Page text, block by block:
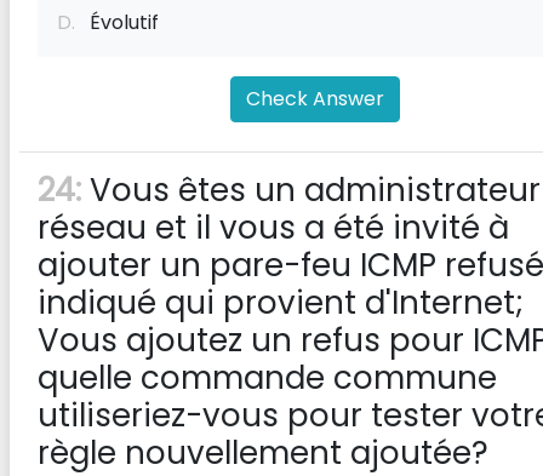
D. Évolutif
Check Answer
24:Vous êtes un
réseau et il vous a été invité à
ajouter un pare-feu ICMP
indiqué qui provient d'Internet;
Vous ajoutez un refus pour
quelle commande commune
utiliseriez-vous pour tester
règle nouvellement ajoutée?